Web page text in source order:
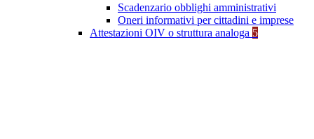
Scadenzario obblighi amministrativi
Oneri informativi per cittadini e imprese
Attestazioni OIV o struttura analoga 5